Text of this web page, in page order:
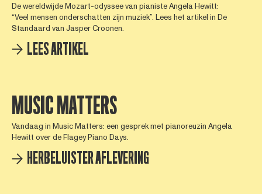
De wereldwijde Mozart-odyssee van pianiste Angela Hewitt:
“Veel mensen onderschatten zijn muziek”. Lees het artikel in De
Standaard van Jasper Croonen.
LEES ARTIKEL
MUSIC MATTERS
Vandaag in Music Matters: een gesprek met pianoreuzin Angela
Hewitt over de Flagey Piano Days.
HERBELUISTER AFLEVERING